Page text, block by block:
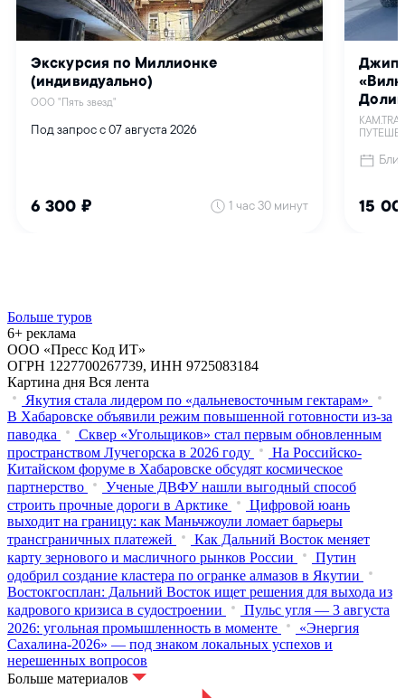
Больше туров
6+ реклама
ООО «Пресс Код ИТ»
ОГРН 1227700267739, ИНН 9725083184
Картина дня Вся лента
Якутия стала лидером по «дальневосточным гектарам»
В Хабаровске объявили режим повышенной готовности из‑за
паводка
Сквер «Угольщиков» стал первым обновленным
пространством Лучегорска в 2026 году
На Российско-
Китайском форуме в Хабаровске обсудят космическое
партнерство
Ученые ДВФУ нашли выгодный способ
строить прочные дороги в Арктике
Цифровой юань
выходит на границу: как Маньчжоули ломает барьеры
трансграничных платежей
Как Дальний Восток меняет
карту зернового и масличного рынков России
Путин
одобрил создание кластера по огранке алмазов в Якутии
Востокгосплан: Дальний Восток ищет решения для выхода из
кадрового кризиса в судостроении
Пульс угля — 3 августа
2026: угольная промышленность в моменте
«Энергия
Сахалина-2026» — под знаком локальных успехов и
нерешенных вопросов
Больше материалов